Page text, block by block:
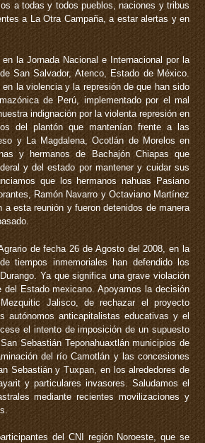
a todas y todos pueblos, naciones y tribus
a La Otra Campaña, a estar alertas y en
la Jornada Nacional e Internacional por la
San Salvador, Atenco, Estado de México.
la violencia y la represión de que han sido
de Perú, implementado por el mal
indignación por la violenta represión en
del plantón que mantenían frente a las
y La Magdalena, Ocotlán de Morelos en
y hermanos de Bachajón Chiapas que
y del estado por mantener y cuidar sus
que los hermanos nahuas Pasiano
Ramón Navarro y Octaviano Martínez
esta reunión y fueron detenidos de manera
de fecha 26 de Agosto del 2008, en la
tiempos inmemoriales han defendido los
Ya que significa una grave violación
Estado mexicano. Apoyamos la decisión
Jalisco, de rechazar el proyecto
autónomos anticapitalistas educativas y el
el intento de imposición de un supuesto
Sebastián Teponahuaxtlán municipios de
del río Camotlán y las concesiones
Sebastián y Tuxpan, en los alrededores de
y particulares invasores. Saludamos el
mediante recientes movilizaciones y
del CNI región Noroeste, que se